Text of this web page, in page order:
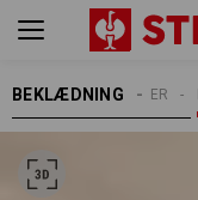
BEKLÆDNING
ARBEJDSBUKSER